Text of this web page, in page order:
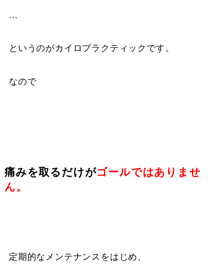
…
というのがカイロプラクティックです。
なので
痛みを取るだけがゴールではありませ
ん。
定期的なメンテナンスをはじめ、